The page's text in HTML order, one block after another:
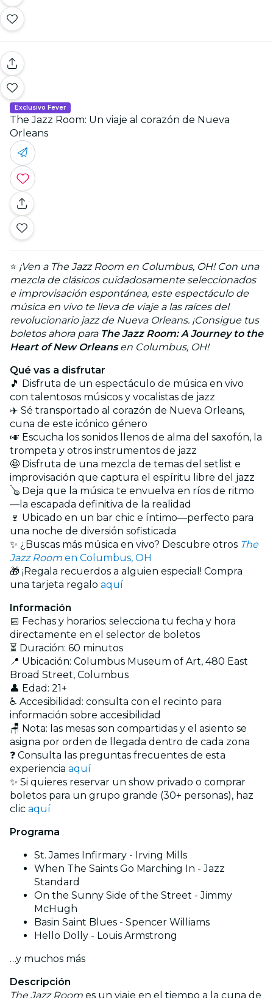
Exclusivo Fever
The Jazz Room: Un viaje al corazón de Nueva
Orleans
⭐ ¡Ven a The Jazz Room en Columbus, OH! Con una
mezcla de clásicos cuidadosamente seleccionados
e improvisación espontánea, este espectáculo de
música en vivo te lleva de viaje a las raíces del
revolucionario jazz de Nueva Orleans. ¡Consigue tus
boletos ahora para The Jazz Room: A Journey to the
Heart of New Orleansen Columbus, OH!
Qué vas a disfrutar
🎵 Disfruta de un espectáculo de música en vivo
con talentosos músicos y vocalistas de jazz
✈️ Sé transportado al corazón de Nueva Orleans,
cuna de este icónico género
🎺 Escucha los sonidos llenos de alma del saxofón, la
trompeta y otros instrumentos de jazz
🤩 Disfruta de una mezcla de temas del setlist e
improvisación que captura el espíritu libre del jazz
🪕 Deja que la música te envuelva en ríos de ritmo
—la escapada definitiva de la realidad
🍷 Ubicado en un bar chic e íntimo—perfecto para
una noche de diversión sofisticada
✨ ¿Buscas más música en vivo? Descubre otros The
Jazz Room en Columbus, OH
🎁 ¡Regala recuerdos a alguien especial! Compra
una tarjeta regalo aquí
Información
📅 Fechas y horarios: selecciona tu fecha y hora
directamente en el selector de boletos
⏳ Duración: 60 minutos
📍 Ubicación: Columbus Museum of Art, 480 East
Broad Street, Columbus
👤 Edad: 21+
♿ Accesibilidad: consulta con el recinto para
información sobre accesibilidad
🪑 Nota: las mesas son compartidas y el asiento se
asigna por orden de llegada dentro de cada zona
❓ Consulta las preguntas frecuentes de esta
experiencia aquí
✨ Si quieres reservar un show privado o comprar
boletos para un grupo grande (30+ personas), haz
clic aquí
Programa
St. James Infirmary - Irving Mills
When The Saints Go Marching In - Jazz
Standard
On the Sunny Side of the Street - Jimmy
McHugh
Basin Saint Blues - Spencer Williams
Hello Dolly - Louis Armstrong
…y muchos más
Descripción
The Jazz Room es un viaje en el tiempo a la cuna de